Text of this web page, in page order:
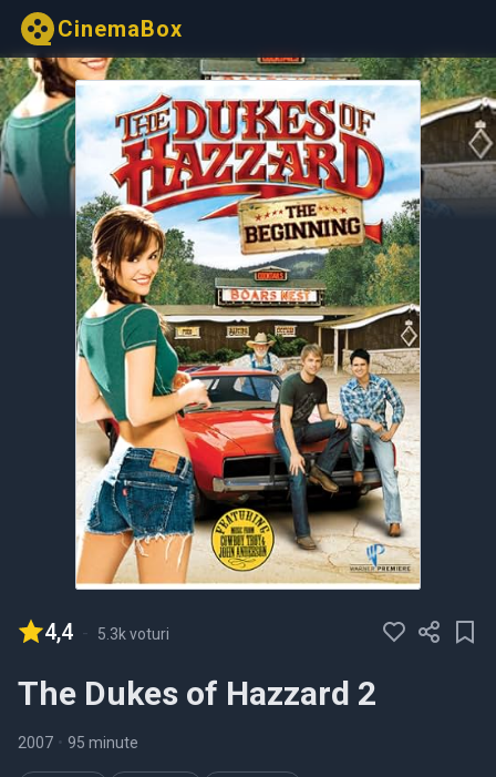
CinemaBox
4,4 - 5.3k voturi
The Dukes of Hazzard 2
2007 • 95 minute